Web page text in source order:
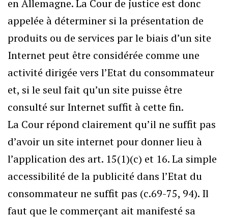
en Allemagne. La Cour de justice est donc
appelée à déterminer si la présentation de
produits ou de services par le biais d’un site
Internet peut être considérée comme une
activité dirigée vers l’Etat du consommateur
et, si le seul fait qu’un site puisse être
consulté sur Internet suffit à cette fin.
La Cour répond clairement qu’il ne suffit pas
d’avoir un site internet pour donner lieu à
l’application des art. 15(1)(c) et 16. La simple
accessibilité de la publicité dans l’Etat du
consommateur ne suffit pas (c.69-75, 94). Il
faut que le commerçant ait manifesté sa